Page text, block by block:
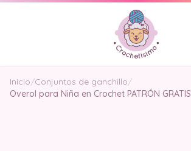
Inicio/Conjuntos de ganchillo/
Overol para Niña en Crochet PATRÓN GRATIS